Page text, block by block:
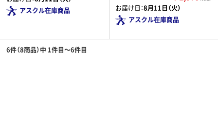
アスクル在庫商品
お届け日：8月11日（火）
アスクル在庫商品
6件（8商品）中 1件目～6件目